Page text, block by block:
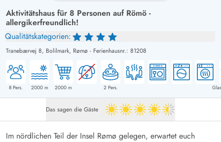
Aktivitätshaus für 8 Personen auf Römö -
allergikerfreundlich!
Qualitätskategorien:
Tranebærvej 8, Bolilmark, Rømø - Ferienhausnr.: 81208
8 Pers. 2000m 2000m 2 Pers.
Das sagen die Gäste 4.5 von 5
Im nördlichen Teil der Insel Rømø gelegen, erwartet euch